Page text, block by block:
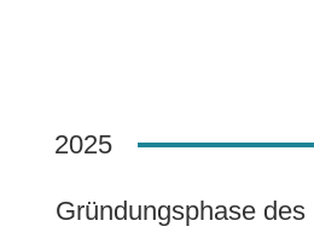
2025
Gründungsphase